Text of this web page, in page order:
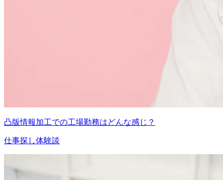
凸版情報加工での工場勤務はどんな感じ？
仕事探し体験談